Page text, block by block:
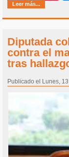
Leer más...
Diputada
contra el
tras
Publicado el Lunes,